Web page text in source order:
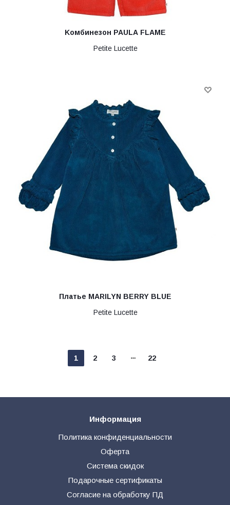
Kомбинезон PAULA FLAME
Petite Lucette
Платье MARILYN BERRY BLUE
Petite Lucette
1 2 3 22
Информация
Политика конфиденциальности
Оферта
Система скидок
Подарочные сертификаты
Согласие на обработку ПД